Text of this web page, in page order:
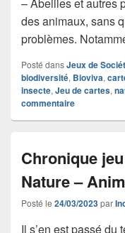
– Abeilles et autres
des animaux, sans
problèmes.
Posté dansJeux de
biodiversité, Bioviva,
insecte, Jeu de cartes,
commentaire
Chronique
Nature –
Posté le 24/03/2023par
Il s’en est passé du